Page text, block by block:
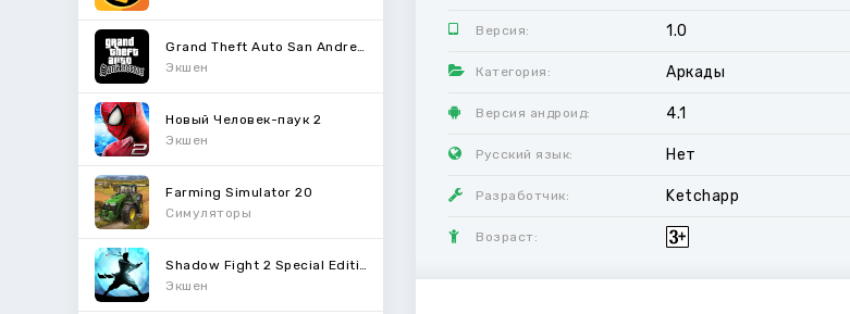
Экшен
Новый Человек-паук 2
Экшен
Farming Simulator 20
Симуляторы
Экшен
Версия: 1.0
Категория: Аркады
Версия андроид: 4.1
Русский язык: Нет
Разработчик: Ketchapp
Возраст: